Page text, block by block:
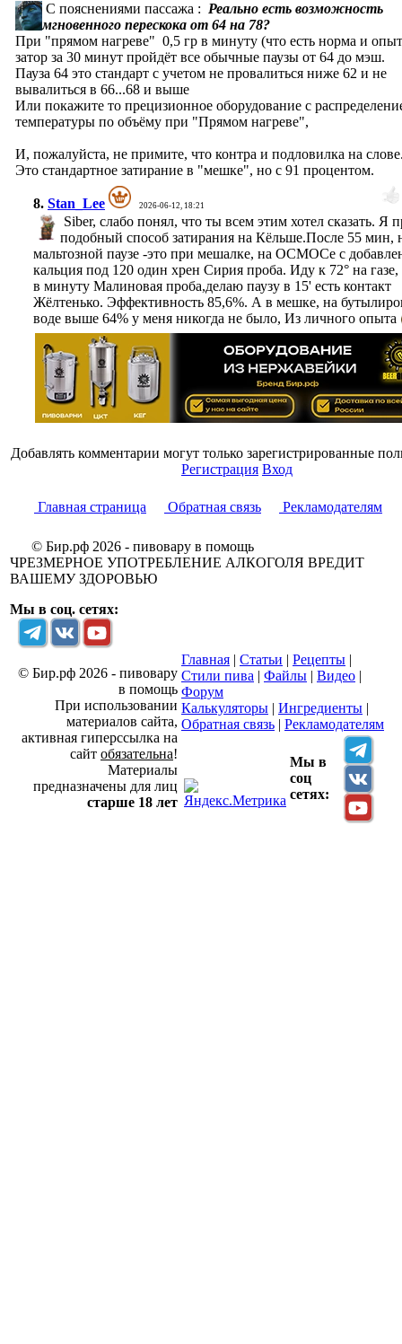
С пояснениями пассажа : Реально есть возможность
мгновенного перескока от 64 на 78?
При "прямом нагреве" 0,5 гр в минуту (что есть норма и
затор за 30 минут пройдёт все обычные паузы от 64 до мэш.
Пауза 64 это стандарт с учетом не провалиться ниже 62 и не
вывалиться в 66...68 и выше
Или покажите то прецизионное оборудование с
температуры по объёму при "Прямом нагреве",
И, пожалуйста, не примите, что контра и подловилка на
Это стандартное затирание в "мешке", но с 91 процентом.
8. Stan_Lee 2026-06-12, 18:21
Siber, слабо понял, что ты всем этим хотел сказать. Я
подобный способ затирания на Кёльше.После 55 мин,
мальтозной паузе -это при мешалке, на ОСМОСе с
кальция под 120 один хрен Сирия проба. Иду к 72° на
в минуту Малиновая проба,делаю паузу в 15' есть контакт
Жёлтенько. Эффективность 85,6%. А в мешке, на
воде выше 64% у меня никогда не было, Из личного опыта
Добавлять комментарии могут только зарегистрированные
Регистрация Вход
Главная страница Обратная связь Рекламодателям
© Бир.рф 2026 - пивовару в помощь
ЧРЕЗМЕРНОЕ УПОТРЕБЛЕНИЕ АЛКОГОЛЯ ВРЕДИТ
ВАШЕМУ ЗДОРОВЬЮ
Мы в соц. сетях:
© Бир.рф 2026 - пивовару
в помощь
При использовании
материалов сайта,
активная гиперссылка на
сайт обязательна!
Материалы
предназначены для лиц
старше 18 лет
Главная | Статьи | Рецепты |
Стили пива | Файлы | Видео |
Форум
Калькуляторы | Ингредиенты |
Обратная связь | Рекламодателям
Мы в
соц
сетях: